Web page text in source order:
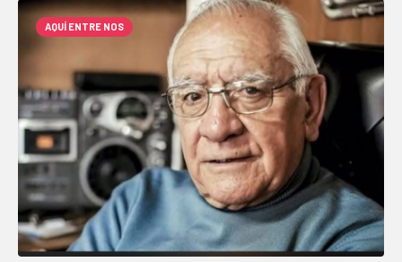
AQUÍ ENTRE NOS